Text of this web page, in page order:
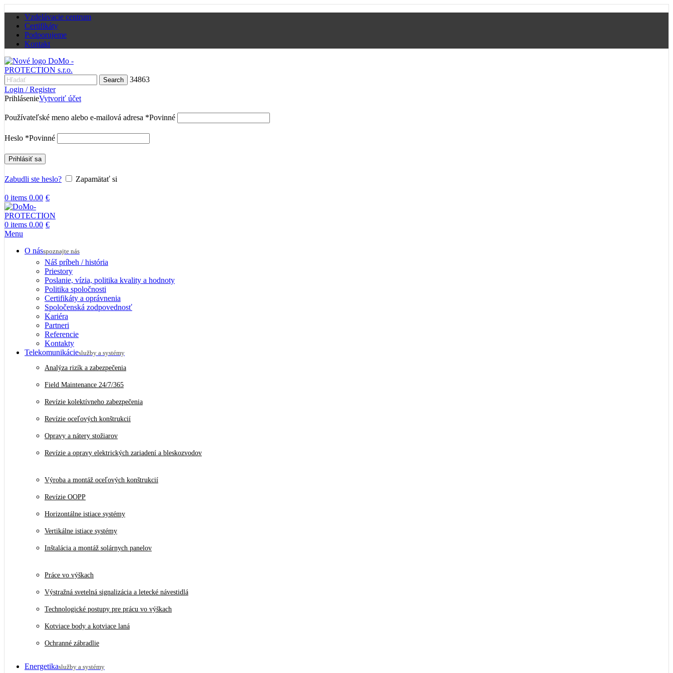
Vzdelávacie centrum
Certifikáty
Podporujeme
Kontakt
Search
34863
Login / Register
PrihlásenieVytvoriť účet
Používateľské meno alebo e-mailová adresa *Povinné
Heslo *Povinné
Prihlásiť sa
Zabudli ste heslo? Zapamätať si
0 items 0.00 €
0 items 0.00 €
Menu
O násspoznajte nás
Náš príbeh / história
Priestory
Poslanie, vízia, politika kvality a hodnoty
Politika spoločnosti
Certifikáty a oprávnenia
Spoločenská zodpovednosť
Kariéra
Partneri
Referencie
Kontakty
Telekomunikácieslužby a systémy
Analýza rizík a zabezpečenia
Field Maintenance 24/7/365
Revízie kolektívneho zabezpečenia
Revízie oceľových konštrukcií
Opravy a nátery stožiarov
Revízie a opravy elektrických zariadení a bleskozvodov
Výroba a montáž oceľových konštrukcií
Revízie OOPP
Horizontálne istiace systémy
Vertikálne istiace systémy
Inštalácia a montáž solárnych panelov
Práce vo výškach
Výstražná svetelná signalizácia a letecké návestidlá
Technologické postupy pre prácu vo výškach
Kotviace body a kotviace laná
Ochranné zábradlie
Energetikaslužby a systémy